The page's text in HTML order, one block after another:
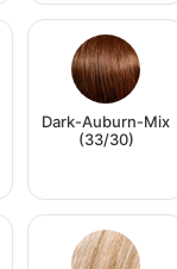
Dark-Auburn-Mix
(33/30)